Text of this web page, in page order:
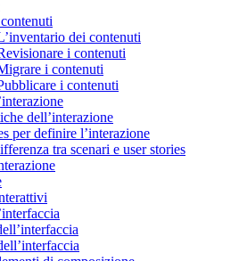
dei contenuti
i contenuti
i contenuti
i contenuti
dell’interazione
per definire l’interazione
tra scenari e user stories